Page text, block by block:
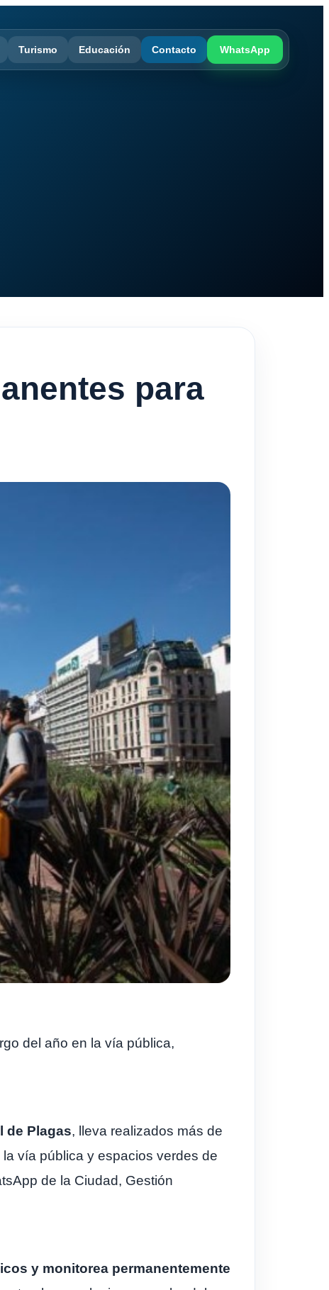
Turismo Educación Contacto WhatsApp
para
del año en la vía pública,
de Plagas, lleva realizados más de
vía pública y espacios verdes de
de la Ciudad, Gestión
y monitorea permanentemente